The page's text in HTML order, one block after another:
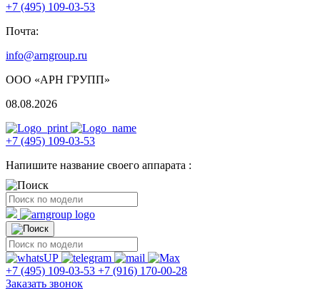
+7 (495) 109-03-53
Почта:
info@arngroup.ru
ООО «АРН ГРУПП»
08.08.2026
+7 (495) 109-03-53
Напишите название своего аппарата :
+7 (495) 109-03-53 +7 (916) 170-00-28
Заказать звонок